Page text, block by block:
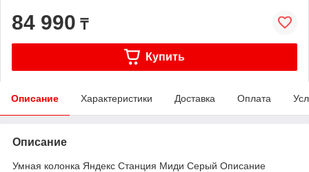
84 990 ₸
Купить
Описание Характеристики Доставка Оплата
Описание
Умная колонка Яндекс Станция Миди Серый Описание